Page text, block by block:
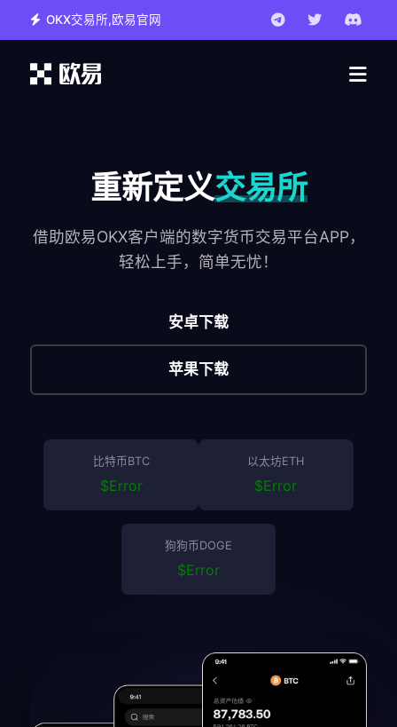
OKX交易所,欧易官网
重新定义交易所
借助欧易OKX客户端的数字货币交易平台APP，
轻松上手，简单无忧！
安卓下载
苹果下载
比特币BTC
$Error
以太坊ETH
$Error
狗狗币DOGE
$Error